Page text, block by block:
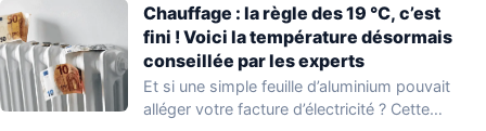
Chauffage : la règle des 19 °C, c’est
fini ! Voici la température désormais
conseillée par les experts
Et si une simple feuille d’aluminium pouvait
alléger votre facture d’électricité ? Cette